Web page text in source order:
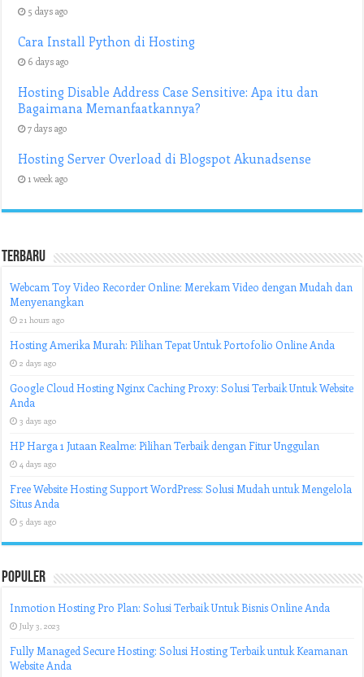
5 days ago
Cara Install Python di Hosting
6 days ago
Hosting Disable Address Case Sensitive: Apa itu dan
Bagaimana Memanfaatkannya?
7 days ago
Hosting Server Overload di Blogspot Akunadsense
1 week ago
Terbaru
Webcam Toy Video Recorder Online: Merekam Video dengan Mudah dan
Menyenangkan
21 hours ago
Hosting Amerika Murah: Pilihan Tepat Untuk Portofolio Online Anda
2 days ago
Google Cloud Hosting Nginx Caching Proxy: Solusi Terbaik Untuk Website
Anda
3 days ago
HP Harga 1 Jutaan Realme: Pilihan Terbaik dengan Fitur Unggulan
4 days ago
Free Website Hosting Support WordPress: Solusi Mudah untuk Mengelola
Situs Anda
5 days ago
Populer
Inmotion Hosting Pro Plan: Solusi Terbaik Untuk Bisnis Online Anda
July 3, 2023
Fully Managed Secure Hosting: Solusi Hosting Terbaik untuk Keamanan
Website Anda